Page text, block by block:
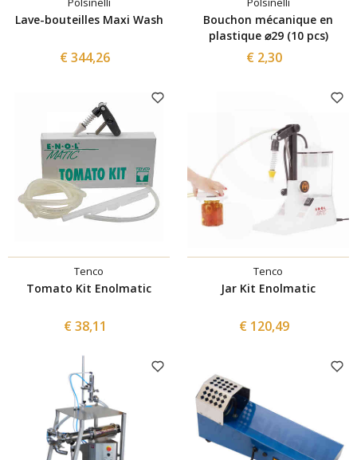
Lave-bouteilles Maxi Wash
€ 344,26
Bouchon mécanique en
plastique ⌀29 (10 pcs)
€ 2,30
Tenco
Tomato Kit Enolmatic
€ 38,11
Tenco
Jar Kit Enolmatic
€ 120,49